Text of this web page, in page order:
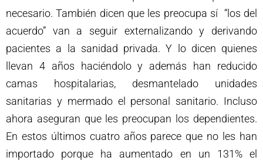
necesario. También dicen que les preocupa sí “los del
acuerdo” van a seguir externalizando y derivando
pacientes a la sanidad privada. Y lo dicen quienes
llevan 4 años haciéndolo y además han reducido
camas hospitalarias, desmantelado unidades
sanitarias y mermado el personal sanitario. Incluso
ahora aseguran que les preocupan los dependientes.
En estos últimos cuatro años parece que no les han
importado porque ha aumentado en un 131% el